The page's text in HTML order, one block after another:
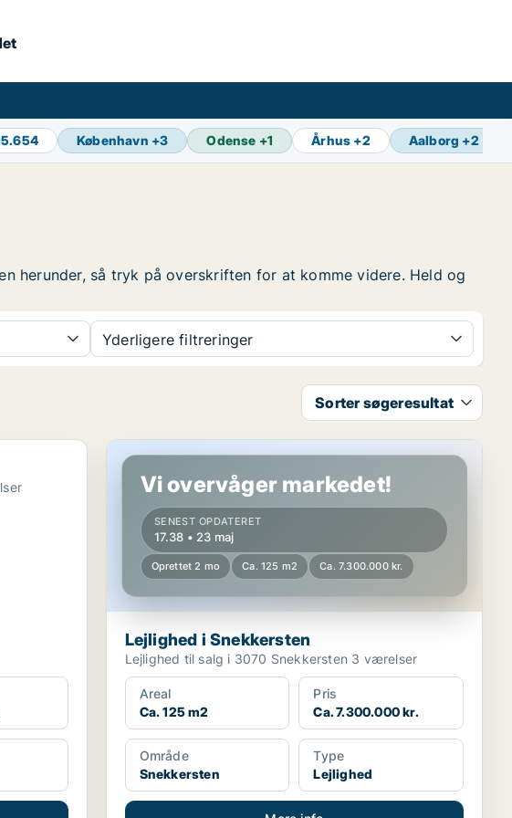
København +3 Odense +1 Århus +2 Aalborg +2
herunder, så tryk på overskriften for at komme videre. Held og
Yderligere filtreringer
Sorter søgeresultat
4 værelser
Lejlighed i Snekkersten
Vi overvåger markedet!
SENEST OPDATERET
17.38 • 23 maj
Oprettet 2 mo Ca. 125 m2 Ca. 7.300.000 kr.
Lejlighed i Snekkersten
Lejlighed til salg i 3070 Snekkersten 3 værelser
Areal
Ca. 125 m2
Pris
Ca. 7.300.000 kr.
Område
Snekkersten
Type
Lejlighed